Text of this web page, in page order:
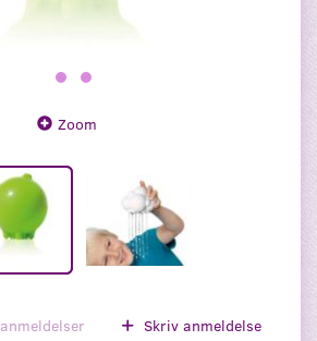
Zoom
anmeldelser Skriv anmeldelse